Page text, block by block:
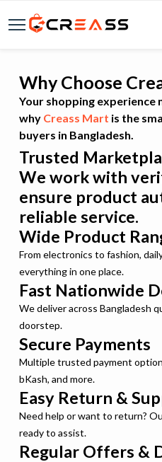
Why Choose
Your shopping experience
why Creass Mart is the
buyers in Bangladesh.
Trusted
We work with
ensure product
reliable service.
Wide Product
From electronics to fashion,
everything in one place.
Fast Nationwide
We deliver across Bangladesh
doorstep.
Secure Payments
Multiple trusted payment
bKash, and more.
Easy Return &
Need help or want to return?
ready to assist.
Regular Offers &